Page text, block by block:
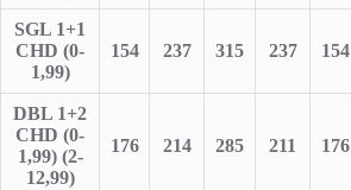
SGL 1+1
CHD (0-
1,99)
154 237 315 237 154
DBL 1+2
CHD (0-
1,99) (2-
12,99)
176 214 285 211 176